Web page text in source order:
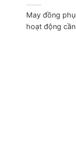
May đồng
hoạt động